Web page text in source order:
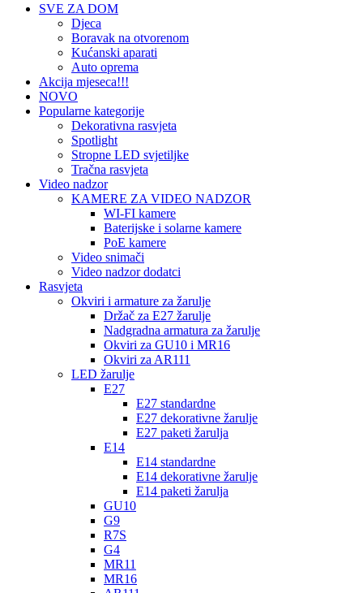
SVE ZA DOM
Djeca
Boravak na otvorenom
Kućanski aparati
Auto oprema
Akcija mjeseca!!!
NOVO
Popularne kategorije
Dekorativna rasvjeta
Spotlight
Stropne LED svjetiljke
Tračna rasvjeta
Video nadzor
KAMERE ZA VIDEO NADZOR
WI-FI kamere
Baterijske i solarne kamere
PoE kamere
Video snimači
Video nadzor dodatci
Rasvjeta
Okviri i armature za žarulje
Držač za E27 žarulje
Nadgradna armatura za žarulje
Okviri za GU10 i MR16
Okviri za AR111
LED žarulje
E27
E27 standardne
E27 dekorativne žarulje
E27 paketi žarulja
E14
E14 standardne
E14 dekorativne žarulje
E14 paketi žarulja
GU10
G9
R7S
G4
MR11
MR16